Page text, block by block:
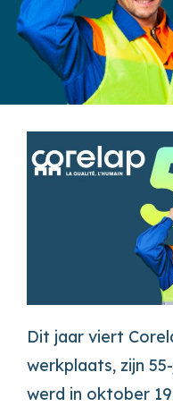
Dit jaar viert
werkplaats, zijn
werd in oktober